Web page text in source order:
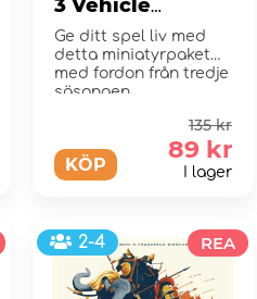
3 Vehicle
Miniatures (Exp.)
Ge ditt spel liv med
detta miniatyrpaket
med fordon från tredje
säsongen
KÖP
135 kr
89 kr
I lager
2-4 REA